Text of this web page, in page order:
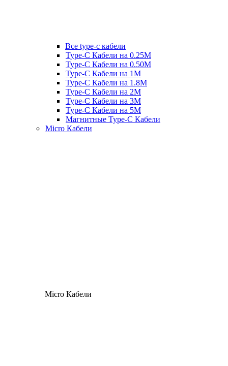
Все type-c кабели
Type-C Кабели на 0.25М
Type-C Кабели на 0.50М
Type-C Кабели на 1М
Type-C Кабели на 1.8М
Type-C Кабели на 2М
Type-C Кабели на 3М
Type-C Кабели на 5М
Магнитные Type-C Кабели
Micro Кабели
Micro Кабели